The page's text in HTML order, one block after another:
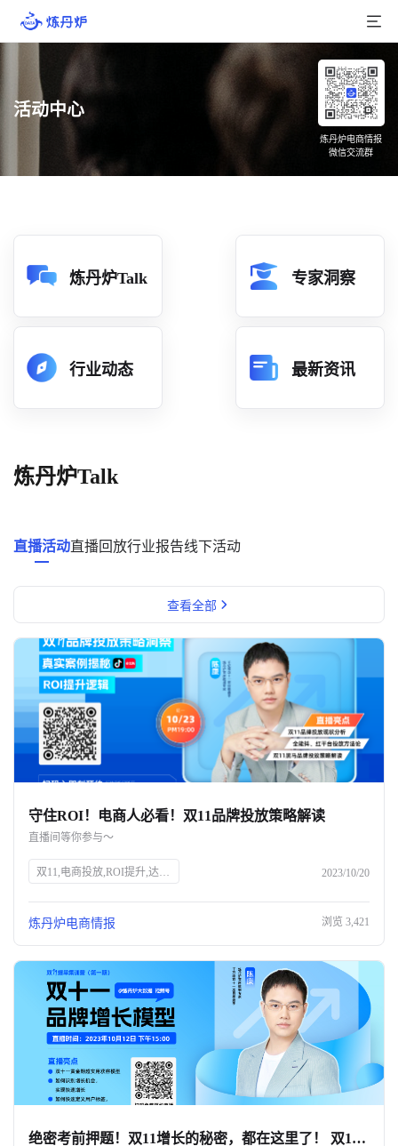
产品介绍
品牌数据
店铺数据
分析
数据中心
消费者说
解决方案
金融市场解决方案
电商解决方案
资源中心
新闻中心
活动中心
关于我们
公司介绍
商机推荐
行业报告
活动中心
炼丹炉电商情报
微信交流群
炼丹炉Talk 专家洞察
行业动态 最新资讯
炼丹炉Talk
直播活动直播回放行业报告线下活动
查看全部
守住ROI！电商人必看！双11品牌投放策略解读
直播间等你参与～
双11,电商投放,ROI提升,达人筛选,预算控制,品牌策略,抖、红平台,炼丹炉大数据,知衣科技,AI科技 2023/10/20
炼丹炉电商情报 浏览 3,421
绝密考前押题！双11增长的秘密，都在这里了！ 双11只能眼睁睁看着别人爆单？💔